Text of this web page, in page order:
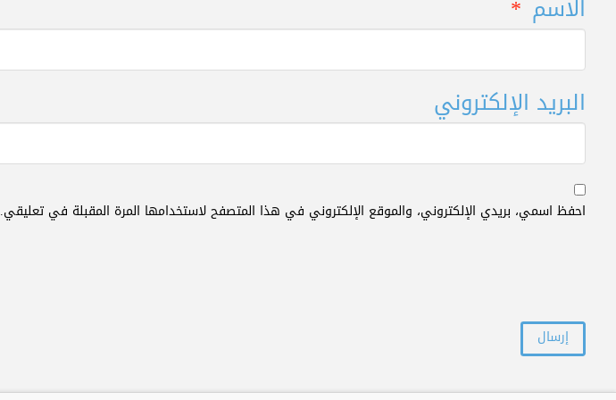
الاسم *
البريد الإلكتروني
احفظ اسمي، بريدي الإلكتروني، والموقع الإلكتروني في هذا المتصفح لاستخدامها المرة المقبلة في تعليقي.